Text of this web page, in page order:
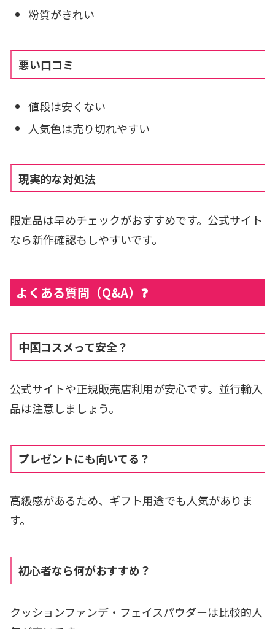
粉質がきれい
悪い口コミ
値段は安くない
人気色は売り切れやすい
現実的な対処法
限定品は早めチェックがおすすめです。公式サイト
なら新作確認もしやすいです。
よくある質問（Q&A）❓
中国コスメって安全？
公式サイトや正規販売店利用が安心です。並行輸入
品は注意しましょう。
プレゼントにも向いてる？
高級感があるため、ギフト用途でも人気がありま
す。
初心者なら何がおすすめ？
クッションファンデ・フェイスパウダーは比較的人